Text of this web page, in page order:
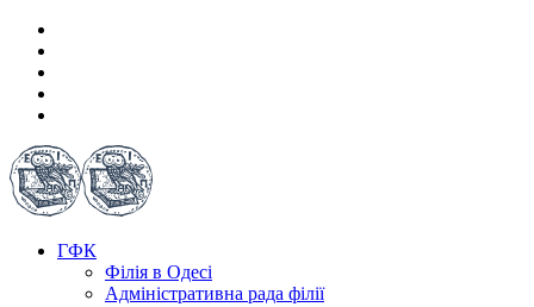
ГФК
Філія в Одесі
Адміністративна рада філії